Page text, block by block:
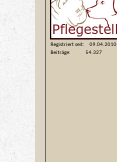
Registriert seit
09.04.2010
Beiträge
54.327